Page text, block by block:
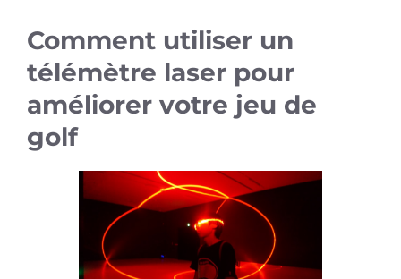
Comment utiliser un
télémètre laser pour
améliorer votre jeu de
golf